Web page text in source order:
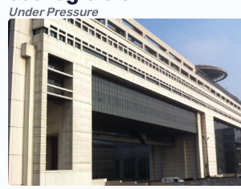
Under Pressure